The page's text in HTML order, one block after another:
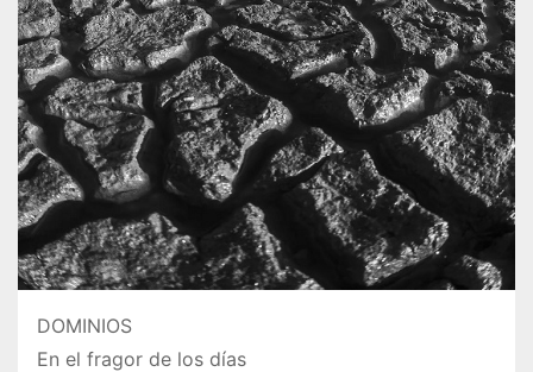
DOMINIOS
En el fragor de los días